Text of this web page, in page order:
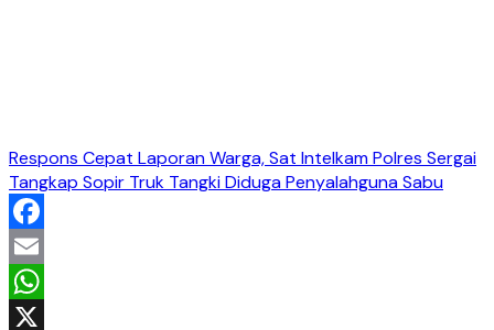
Respons Cepat Laporan Warga, Sat Intelkam Polres Sergai
Tangkap Sopir Truk Tangki Diduga Penyalahguna Sabu
Facebook
Email
WhatsApp